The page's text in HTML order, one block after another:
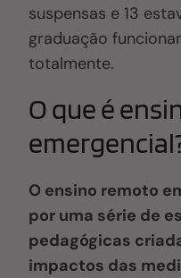
suspensas e 13
graduação
totalmente.
O que é
O ensino remoto
por uma série de
pedagógicas
impactos das